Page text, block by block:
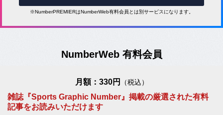
※NumberPREMIERはNumberWeb有料会員とは別サービスになります。
NumberWeb 有料会員
月額：330円 （税込）
雑誌『Sports Graphic Number』掲載の厳選された有料
記事をお読みいただけます